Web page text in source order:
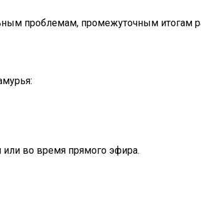
проблемам, промежуточным итогам
во время прямого эфира.